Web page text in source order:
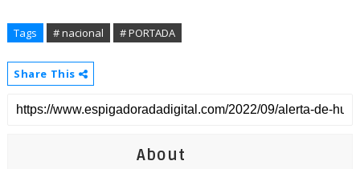
Tags # nacional # PORTADA
Share This
About